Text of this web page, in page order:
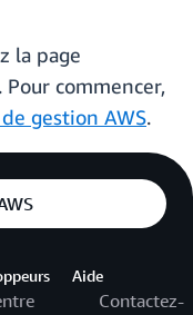
la page
. Pour commencer,
gestion AWS.
Aide
Contactez-